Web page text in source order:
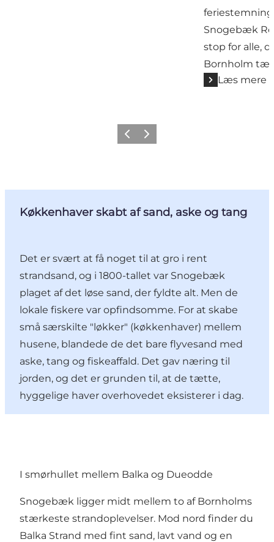
Snogebæk
stop for alle,
Bornholm tæt
Læs mere
ForrigeNæste
Køkkenhaver skabt af sand, aske og tang
Det er svært at få noget til at gro i rent
strandsand, og i 1800-tallet var Snogebæk
plaget af det løse sand, der fyldte alt. Men de
lokale fiskere var opfindsomme. For at skabe
små særskilte "løkker" (køkkenhaver) mellem
husene, blandede de det bare flyvesand med
aske, tang og fiskeaffald. Det gav næring til
jorden, og det er grunden til, at de tætte,
hyggelige haver overhovedet eksisterer i dag.
I smørhullet mellem Balka og Dueodde
Snogebæk ligger midt mellem to af Bornholms
stærkeste strandoplevelser. Mod nord finder du
Balka Strand med fint sand, lavt vand og en